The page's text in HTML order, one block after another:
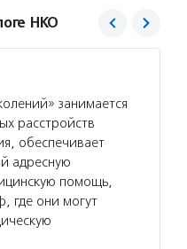
НКО
занимается
расстройств
обеспечивает
адресную
помощь,
где они могут